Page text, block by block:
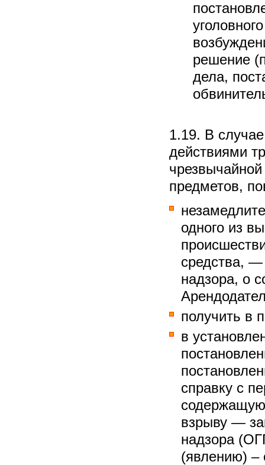
решение
дела,
1.19. В
действиями
предметов,
одного из
средства, —
надзора, о
получить в
в
справку с
взрыву —
надзора
(явлению) –